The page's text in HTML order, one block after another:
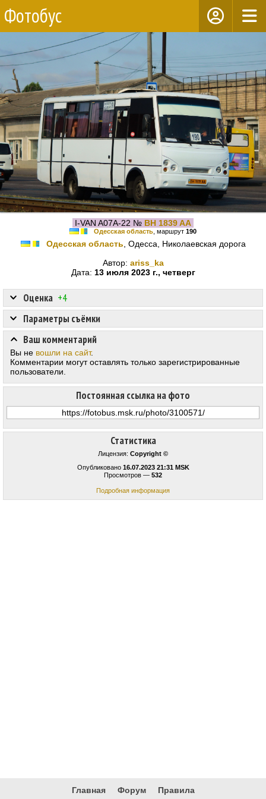
Фотобус
I-VAN A07A-22 № BH 1839 AA
Одесская область , маршрут 190
Одесская область , Одесса, Николаевская дорога
Автор: ariss_ka
Дата: 13 июля 2023 г., четверг
Статистика
Лицензия: Copyright ©
Опубликовано 16.07.2023 21:31 MSK
Просмотров — 532
Подробная информация
Оценка +4
Постоянная ссылка на фото
Параметры съёмки
Ваш комментарий
Вы не вошли на сайт.
Комментарии могут оставлять только зарегистрированные
пользователи.
Главная Форум
Правила